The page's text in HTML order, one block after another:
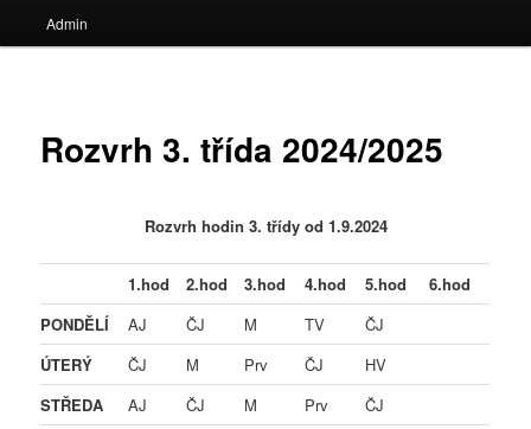
Admin
Rozvrh 3. třída 2024/2025
Rozvrh hodin 3. třídy od 1.9.2024
1.hod 2.hod 3.hod 4.hod 5.hod
6.hod
PONDĚLÍ
AJ ČJ M TV
ČJ
ÚTERÝ
ČJ M Prv ČJ
HV
STŘEDA
AJ ČJ M Prv
ČJ